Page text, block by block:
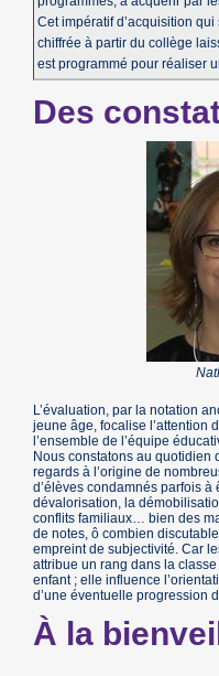
Cet impératif d’acquisition qui
chiffrée à partir du collège
est programmé pour réaliser
Des
L’évaluation, par la notation
jeune âge, focalise l’attention
l’ensemble de l’équipe
Nous constatons au quotidien
regards à l’origine de
d’élèves condamnés parfois
dévalorisation, la
conflits familiaux… bien des
de notes, ô combien
empreint de subjectivité. Car
attribue un rang dans la
enfant ; elle influence
d’une éventuelle progression
À la